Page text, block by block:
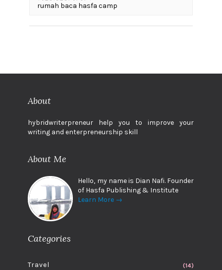
rumah baca hasfa camp
About
hybridwriterpreneur help you to improve your
writing and enterpreneurship skill
About Me
Hello, my name is Dian Nafi. Founder
of Hasfa Publishing & Institute
Learn More →
Categories
Travel (14)